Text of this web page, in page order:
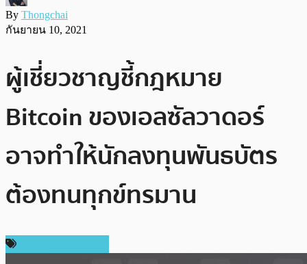
By Thongchai
กันยายน 10, 2021
ผู้เชี่ยวชาญชี้กฎหมาย
Bitcoin ของเอลซัลวาดอร์
อาจทำให้นักลงทุนพันธบัตร
ต้องทนทุกข์ทรมาน